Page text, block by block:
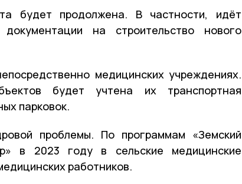
будет продолжена. В частности, идёт
документации на строительство нового
медицинских учреждениях.
будет учтена их транспортная
парковок.
проблемы. По программам «Земский
в 2023 году в сельские медицинские
работников.